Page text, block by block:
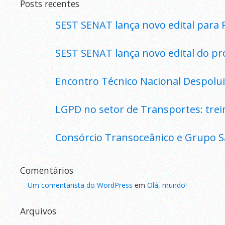
Posts recentes
SEST SENAT lança novo edital para
SEST SENAT lança novo edital do
Encontro Técnico Nacional
LGPD no setor de Transportes:
Consórcio Transoceânico e Grupo
Comentários
Um comentarista do WordPressemOlá, mundo!
Arquivos